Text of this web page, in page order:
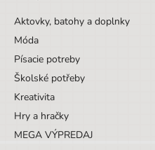
Aktovky, batohy a doplnky
Móda
Písacie potreby
Školské potřeby
Kreativita
Hry a hračky
MEGA VÝPREDAJ